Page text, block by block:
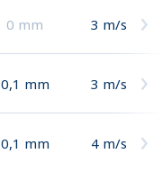
0 mm 3 m/s
0,1 mm 3 m/s
0,1 mm 4 m/s